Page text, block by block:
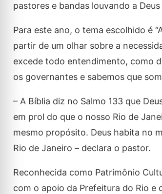
pastores e bandas louvando a
Para este ano, o tema escolhido é
partir de um olhar sobre a
excede todo entendimento, como
os governantes e sabemos que
– A Bíblia diz no Salmo 133 que
em prol do que o nosso Rio de
mesmo propósito. Deus habita no
Rio de Janeiro – declara o pastor.
Reconhecida como Patrimônio
com o apoio da Prefeitura do Rio e